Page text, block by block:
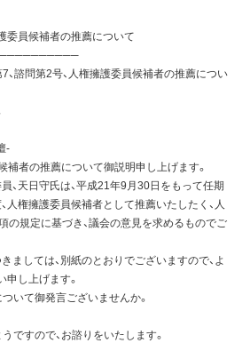
員候補者の推薦について
、諮問第2号、人権擁護委員候補者の推薦につい
-
補者の推薦について御説明申し上げます。
、天日守氏は、平成21年9月30日をもって任期
人権擁護委員候補者として推薦いたしたく、人
の規定に基づき、議会の意見を求めるものでご
ましては、別紙のとおりでございますので、よ
申し上げます。
いて御発言ございませんか。
ですので、お諮りをいたします。